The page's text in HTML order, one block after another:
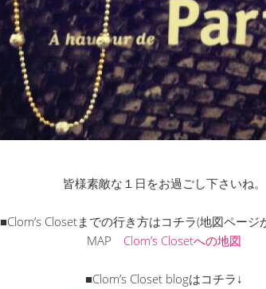
皆様素敵な１日をお過ごし下さいね。
■Clom’s Closetまでの行き方はコチラ(地図ページ
MAP Clom’s Closetへの地図
■Clom’s Closet blogはコチラ↓